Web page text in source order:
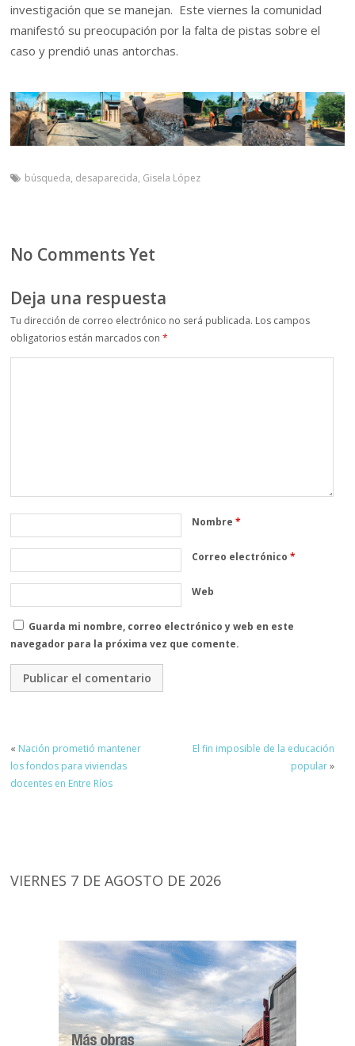
investigación que se manejan. Este viernes la comunidad
manifestó su preocupación por la falta de pistas sobre el
caso y prendió unas antorchas.
búsqueda, desaparecida, Gisela López
No Comments Yet
Deja una respuesta
Tu dirección de correo electrónico no será publicada. Los campos
obligatorios están marcados con*
Nombre*
Correo electrónico*
Web
Guarda mi nombre, correo electrónico y web en este
navegador para la próxima vez que comente.
« Nación prometió mantener
los fondos para viviendas
docentes en Entre Ríos
El fin imposible de la educación
popular»
VIERNES 7 DE AGOSTO DE 2026